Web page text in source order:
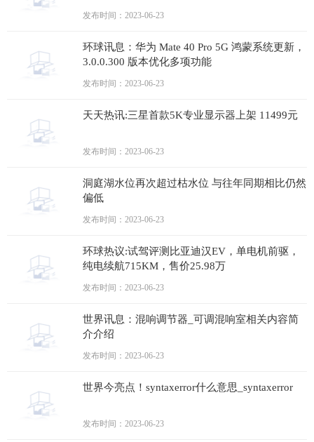
快播报
发布时间：2023-06-23
环球讯息：华为 Mate 40 Pro 5G 鸿蒙系统更新，
3.0.0.300 版本优化多项功能
发布时间：2023-06-23
天天热讯:三星首款5K专业显示器上架 11499元
发布时间：2023-06-23
洞庭湖水位再次超过枯水位 与往年同期相比仍然
偏低
发布时间：2023-06-23
环球热议:试驾评测比亚迪汉EV，单电机前驱，
纯电续航715KM，售价25.98万
发布时间：2023-06-23
世界讯息：混响调节器_可调混响室相关内容简
介介绍
发布时间：2023-06-23
世界今亮点！syntaxerror什么意思_syntaxerror
发布时间：2023-06-23